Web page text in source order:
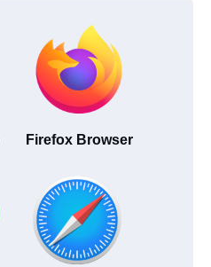
Firefox Browser